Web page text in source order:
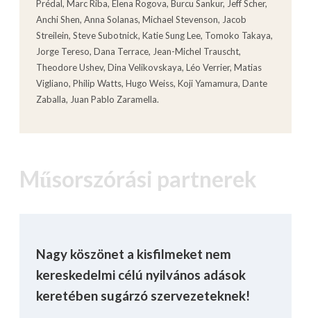
Prédal, Marc Riba, Elena Rogova, Burcu Sankur, Jeff Scher,
Anchi Shen, Anna Solanas, Michael Stevenson, Jacob
Streilein, Steve Subotnick, Katie Sung Lee, Tomoko Takaya,
Jorge Tereso, Dana Terrace, Jean-Michel Trauscht,
Theodore Ushev, Dina Velikovskaya, Léo Verrier, Matias
Vigliano, Philip Watts, Hugo Weiss, Koji Yamamura, Dante
Zaballa, Juan Pablo Zaramella.
Műsorszórási partnerek
Nagy köszönet a kisfilmeket nem
kereskedelmi célú nyilvános adások
keretében sugárzó szervezeteknek!